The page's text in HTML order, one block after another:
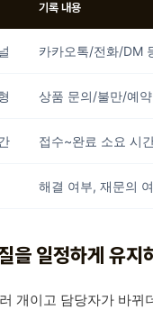
기록 내용
카카오톡/전화/DM
상품 문의/불만/예
접수~완료 소요 시
해결 여부, 재문의
을 일정하게 유지
개이고 담당자가 바뀌